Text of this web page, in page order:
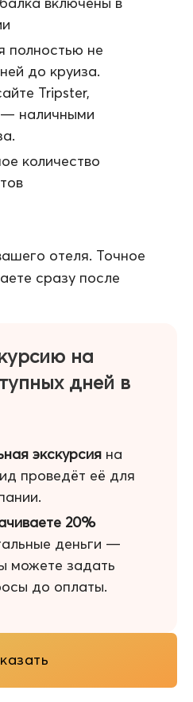
полностью не
до круиза.
Tripster,
наличными
количество
отеля. Точное
сразу после
на
дней в
экскурсия на
проведёт её для
20%
деньги —
можете задать
до оплаты.